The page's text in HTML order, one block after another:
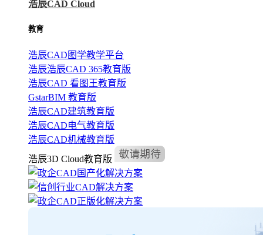
浩辰CAD Cloud
教育
浩辰CAD图学教学平台
浩辰浩辰CAD 365教育版
浩辰CAD 看图王教育版
GstarBIM 教育版
浩辰CAD建筑教育版
浩辰CAD电气教育版
浩辰CAD机械教育版
浩辰3D Cloud教育版